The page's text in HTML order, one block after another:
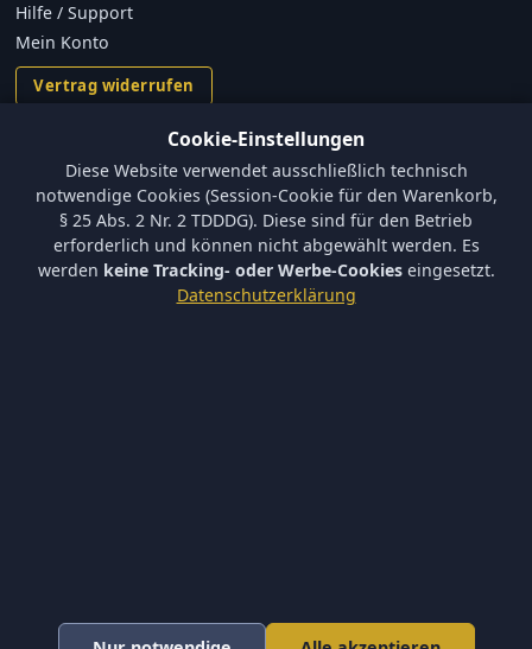
Hilfe / Support
Mein Konto
Vertrag widerrufen
Versand und Zahlungsbedingungen
Batterieverordnung & Sicherheitshinweise
Datenschutz
* Alle Preise inkl. gesetzl. Mehrwertsteuer zzgl.Versandkosten
Cookie-Einstellungen
Diese Website verwendet ausschließlich technisch
notwendige Cookies (Session-Cookie für den Warenkorb,
§ 25 Abs. 2 Nr. 2 TDDDG). Diese sind für den Betrieb
erforderlich und können nicht abgewählt werden. Es
werden keine Tracking- oder Werbe-Cookieseingesetzt.
Datenschutzerklärung